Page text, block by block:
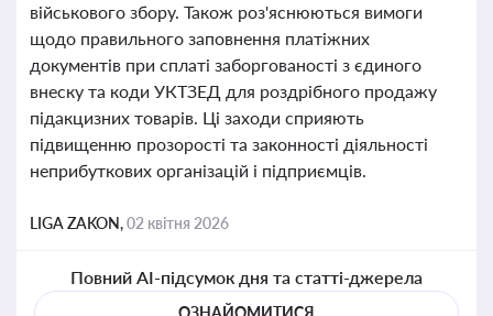
військового збору. Також роз'яснюються вимоги
щодо правильного заповнення платіжних
документів при сплаті заборгованості з єдиного
внеску та коди УКТЗЕД для роздрібного продажу
підакцизних товарів. Ці заходи сприяють
підвищенню прозорості та законності діяльності
неприбуткових організацій і підприємців.
LIGA ZAKON,02 квітня 2026
Повний AI-підсумок дня та статті-джерела
ОЗНАЙОМИТИСЯ